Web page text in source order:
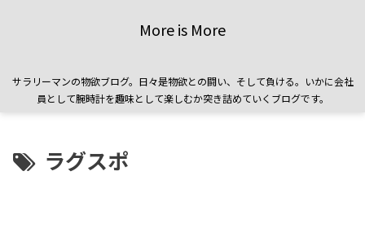
More is More
サラリーマンの物欲ブログ。日々是物欲との闘い、そして負ける。いかに会社
員として腕時計を趣味として楽しむか突き詰めていくブログです。
ラグスポ